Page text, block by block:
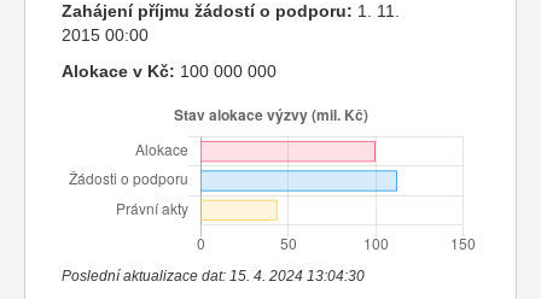
Zahájení příjmu žádostí o podporu: 1. 11.
2015 00:00
Alokace v Kč: 100 000 000
Poslední aktualizace dat: 15. 4. 2024 13:04:30